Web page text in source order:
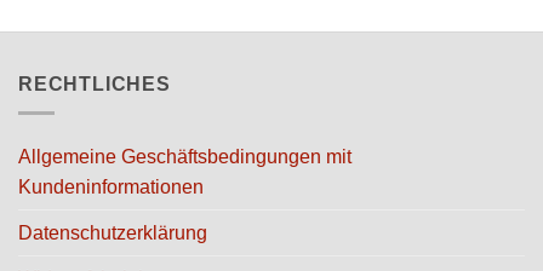
der
Produktseite
werden
werden
RECHTLICHES
Allgemeine Geschäftsbedingungen mit
Kundeninformationen
Datenschutzerklärung